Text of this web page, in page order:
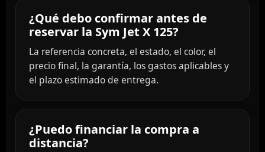
¿Qué debo confirmar antes de
reservar la Sym Jet X 125?
La referencia concreta, el estado, el color, el
precio final, la garantía, los gastos aplicables y
el plazo estimado de entrega.
¿Puedo financiar la compra a
distancia?